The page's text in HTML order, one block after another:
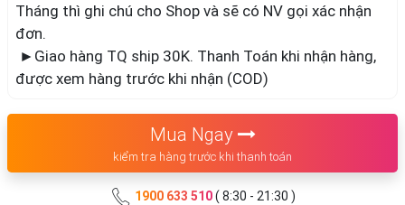
Tháng thì ghi chú cho Shop và sẽ có NV gọi xác nhận
đơn.
►Giao hàng TQ ship 30K. Thanh Toán khi nhận hàng,
được xem hàng trước khi nhận (COD)
Mua Ngay
kiểm tra hàng trước khi thanh toán
1900 633 510( 8:30 - 21:30 )